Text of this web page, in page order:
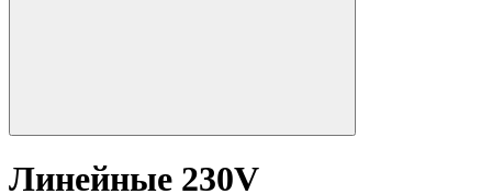
Линейные 230V